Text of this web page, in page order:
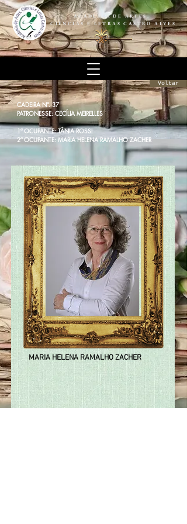
ACADEMIA DE ARTES,
CIÊNCIAS E LETRAS CASTRO ALVES
Voltar
CADEIRA Nº. 37
PATRONESSE: CECÍLIA MEIRELLES
1ª OCUPANTE: TÂNIA ROSSI
2ª OCUPANTE: MARIA HELENA RAMALHO ZACHER
MARIA HELENA RAMALHO ZACHER